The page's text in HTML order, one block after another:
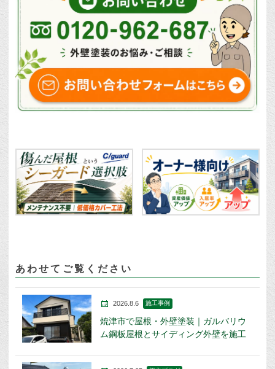
あわせてご覧ください
2026.8.6 施工事例
焼津市で屋根・外壁塗装｜ガルバリウ
ム鋼板屋根とサイディング外壁を施工